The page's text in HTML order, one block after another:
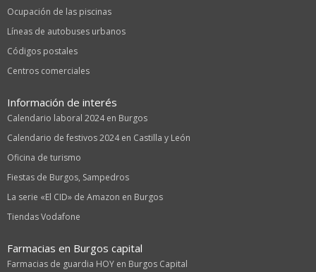
Ocupación de las piscinas
Líneas de autobuses urbanos
Códigos postales
Centros comerciales
Información de interés
Calendario laboral 2024 en Burgos
Calendario de festivos 2024 en Castilla y León
Oficina de turismo
Fiestas de Burgos, Sampedros
La serie «El CID» de Amazon en Burgos
Tiendas Vodafone
Farmacias en Burgos capital
Farmacias de guardia HOY en Burgos Capital